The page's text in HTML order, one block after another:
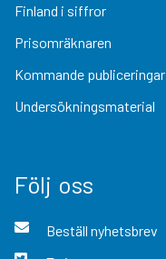
Finland i siffror
Prisomräknaren
Kommande publiceringar
Undersökningsmaterial
Följ oss
Beställ nyhetsbrev